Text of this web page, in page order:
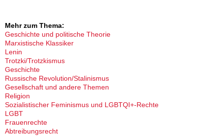
Mehr zum Thema:
Geschichte und politische Theorie
Marxistische Klassiker
Lenin
Trotzki/Trotzkismus
Geschichte
Russische Revolution/Stalinismus
Gesellschaft und andere Themen
Religion
Sozialistischer Feminismus und LGBTQI+-Rechte
LGBT
Frauenrechte
Abtreibungsrecht